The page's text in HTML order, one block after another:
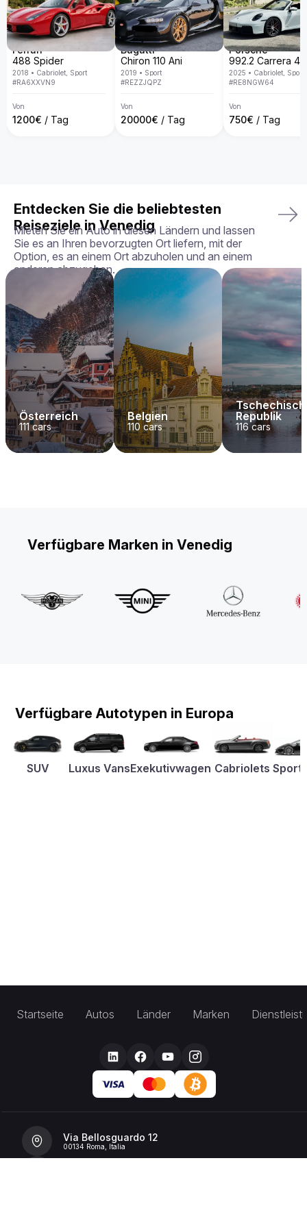
Warum den Aston Martin DB9 bei uns mieten?
Bei Billion Rent sind wir auf Luxusauto-Vermietung
spezialisiert und bieten eine exklusive Fahrzeugflotte in ganz
Europa. Mit persönlichem Service, Lieferung direkt an deine
Wunschadresse, transparenten Mietbedingungen und der
Garantie, dass du genau das Fahrzeug erhältst, das du
gebucht hast – in perfektem Zustand.
Martin DB9 noch heute!
Ferrari
488 Spider
2018 • Cabriolet, Sport
#RA6XXVN9
Von
1200€ / Tag
Bugatti
Chiron 110 Ani
2019 • Sport
#REZZJQPZ
Von
20000€ / Tag
Porsche
2025 • Cabriolet, Sport
#RE8NGW64
Von
750€ / Tag
Entdecken Sie die beliebtesten
Reiseziele in Venedig
Mieten Sie ein Auto in diesen Ländern und lassen
Sie es an Ihren bevorzugten Ort liefern, mit der
Option, es an einem Ort abzuholen und an einem
anderen abzugeben.
Österreich
111cars
Belgien
110 cars
Republik
116cars
Verfügbare Marken in Venedig
Verfügbare Autotypen in Europa
SUV Luxus VansExekutivwagen Cabriolets
Startseite Autos Länder Marken
Via Bellosguardo 12
00134 Roma, Italia